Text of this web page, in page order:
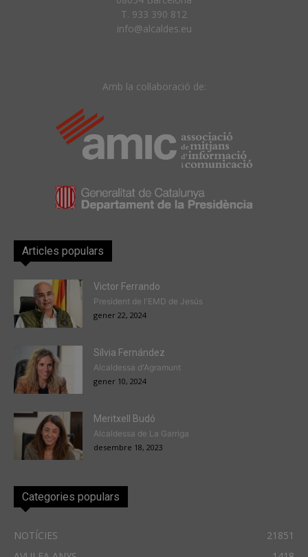
T. 933 390 812
info@alcaldes.eu
Amb la col·laboració de:
Articles populars
Victor Ferrando
President de l'EMD de Jesús
gener 22, 2024
Sílvia Fernández
Alcaldessa d'Agramunt
gener 10, 2024
Meritxell Budó
Alcaldessa de La Garriga
desembre 18, 2023
Categories populars
NOTÍCIES
21851